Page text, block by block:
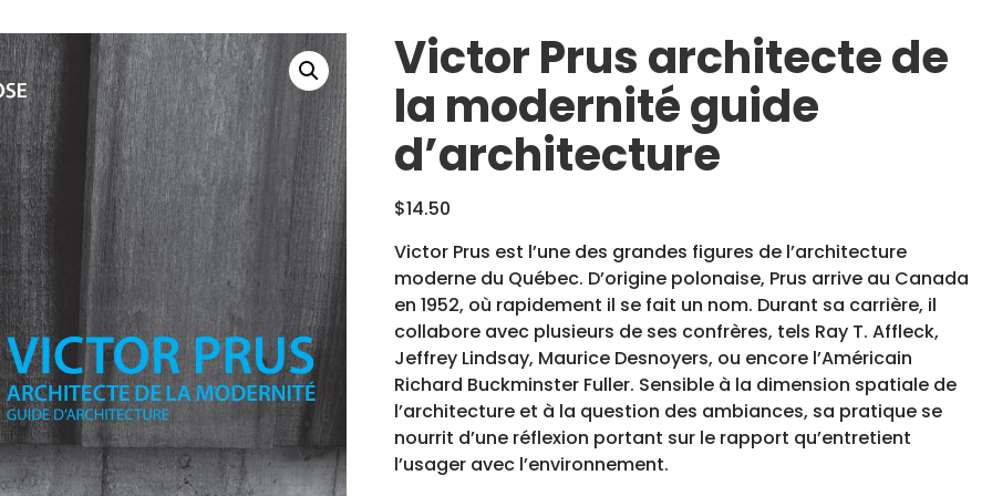
Victor Prus architecte de
la modernité guide
d’architecture
$14.50
Victor Prus est l’une des grandes figures de l’architecture
moderne du Québec. D’origine polonaise, Prus arrive au Canada
en 1952, où rapidement il se fait un nom. Durant sa carrière, il
collabore avec plusieurs de ses confrères, tels Ray T. Affleck,
Jeffrey Lindsay, Maurice Desnoyers, ou encore l’Américain
Richard Buckminster Fuller. Sensible à la dimension spatiale de
l’architecture et à la question des ambiances, sa pratique se
nourrit d’une réflexion portant sur le rapport qu’entretient
l’usager avec l’environnement.